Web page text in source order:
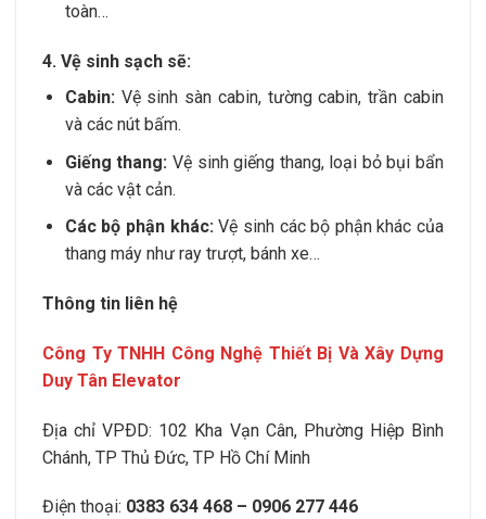
toàn…
4. Vệ sinh sạch sẽ:
Cabin:Vệ sinh sàn cabin, tường cabin, trần cabin
và các nút bấm.
Giếng thang: Vệ sinh giếng thang, loại bỏ bụi bẩn
và các vật cản.
Các bộ phận khác:Vệ sinh các bộ phận khác của
thang máy như ray trượt, bánh xe…
Thông tin liên hệ
Công Ty TNHH Công Nghệ Thiết Bị Và Xây Dựng
Duy Tân Elevator
Ðịa chỉ VPÐD: 102 Kha Vạn Cân, Phường Hiệp Bình
Chánh, TP Thủ Ðức, TP Hồ Chí Minh
Điện thoại: 0383 634 468 – 0906 277 446